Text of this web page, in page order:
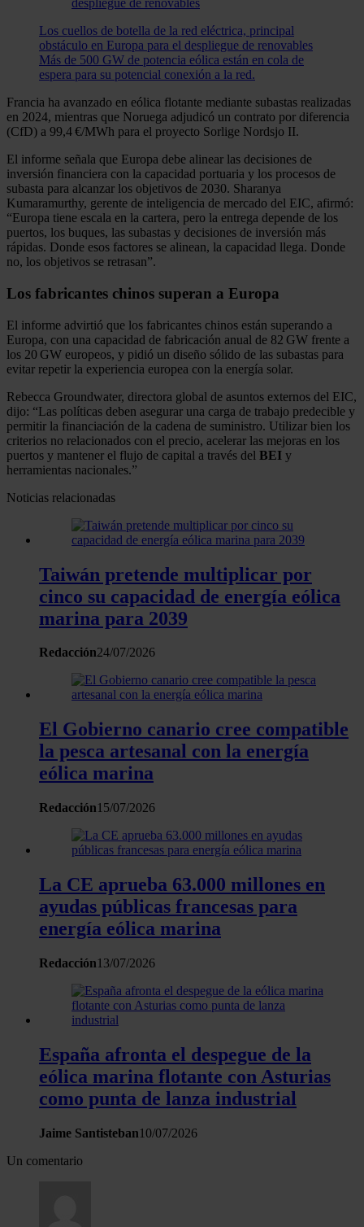
Los cuellos de botella de la red eléctrica, principal
obstáculo en Europa para el despliegue de renovables
Más de 500 GW de potencia eólica están en cola de
espera para su potencial conexión a la red.
Francia ha avanzado en eólica flotante mediante subastas realizadas
en 2024, mientras que Noruega adjudicó un contrato por diferencia
(CfD) a 99,4 €/MWh para el proyecto Sorlige Nordsjo II.
El informe señala que Europa debe alinear las decisiones de
inversión financiera con la capacidad portuaria y los procesos de
subasta para alcanzar los objetivos de 2030. Sharanya
Kumaramurthy, gerente de inteligencia de mercado del EIC, afirmó:
“Europa tiene escala en la cartera, pero la entrega depende de los
puertos, los buques, las subastas y decisiones de inversión más
rápidas. Donde esos factores se alinean, la capacidad llega. Donde
no, los objetivos se retrasan”.
Los fabricantes chinos superan a Europa
El informe advirtió que los fabricantes chinos están superando a
Europa, con una capacidad de fabricación anual de 82 GW frente a
los 20 GW europeos, y pidió un diseño sólido de las subastas para
evitar repetir la experiencia europea con la energía solar.
Rebecca Groundwater, directora global de asuntos externos del EIC,
dijo: “Las políticas deben asegurar una carga de trabajo predecible y
permitir la financiación de la cadena de suministro. Utilizar bien los
criterios no relacionados con el precio, acelerar las mejoras en los
puertos y mantener el flujo de capital a través del BEI y
herramientas nacionales.”
Noticias relacionadas
Taiwán pretende multiplicar por
cinco su capacidad de energía eólica
marina para 2039
Redacción24/07/2026
El Gobierno canario cree compatible
la pesca artesanal con la energía
eólica marina
Redacción15/07/2026
La CE aprueba 63.000 millones en
ayudas públicas francesas para
energía eólica marina
Redacción13/07/2026
España afronta el despegue de la
eólica marina flotante con Asturias
como punta de lanza industrial
Jaime Santisteban10/07/2026
Un comentario